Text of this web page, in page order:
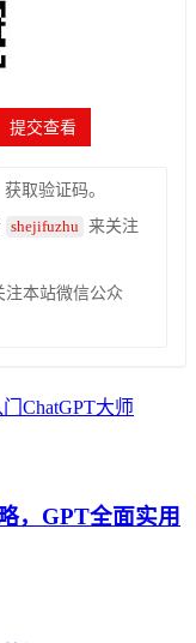
获取验证码。
shejifuzhu
来关注
本站微信公众
ChatGPT大师
，GPT全面实用